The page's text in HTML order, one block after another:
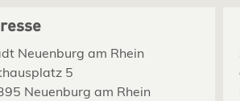
Neuenburg am Rhein
5
Neuenburg am Rhein